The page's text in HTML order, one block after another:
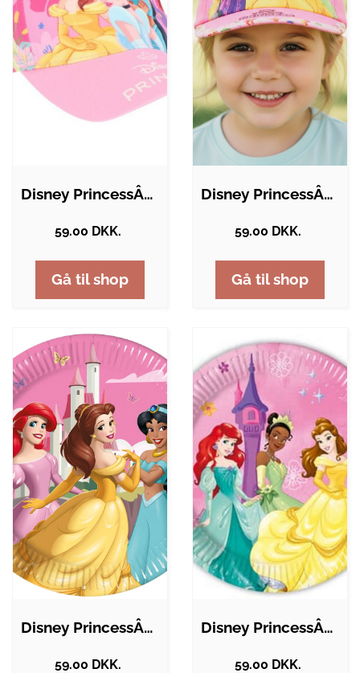
Disney PrincessÂ® Kasket
59.00 DKK.
Gå til shop
Disney PrincessÂ® Kasket Lyserød
59.00 DKK.
Gå til shop
Disney PrincessÂ® Pap Frokosttallerkener
59.00 DKK.
Disney PrincessÂ® Pap Frokosttallerkener
59.00 DKK.